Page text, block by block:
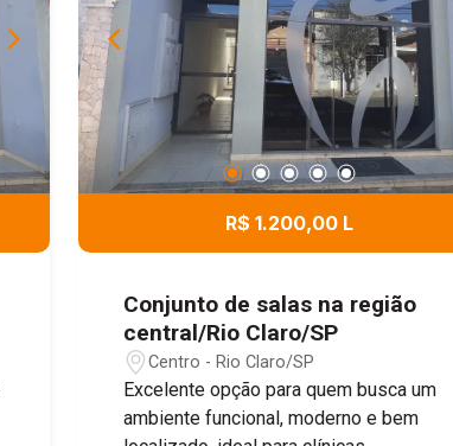
R$ 1.200,00 L
Conjunto de salas na região
central/Rio Claro/SP
Centro - Rio Claro/SP
Excelente opção para quem busca um
ambiente funcional, moderno e bem